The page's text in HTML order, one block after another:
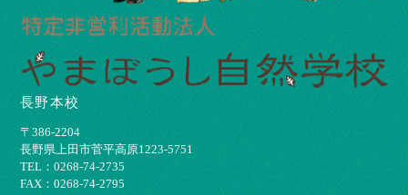
長野本校
〒386-2204
⻑野県上⽥市菅平⾼原1223-5751
TEL：0268-74-2735
FAX：0268-74-2795